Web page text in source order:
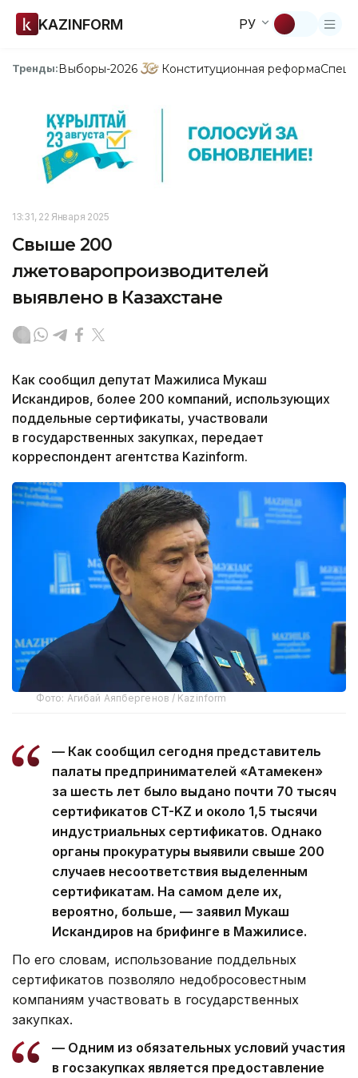
KAZINFORM РУ
Тренды:Выборы-2026 Конституционная реформа
13:31, 22 Января 2025
Свыше 200
лжетоваропроизводителей
выявлено в Казахстане
Как сообщил депутат Мажилиса Мукаш
Искандиров, более 200 компаний, использующих
поддельные сертификаты, участвовали
в государственных закупках, передает
корреспондент агентства Kazinform.
Фото: Агибай Аяпбергенов / Kazinform
— Как сообщил сегодня представитель
палаты предпринимателей «Атамекен»
за шесть лет было выдано почти 70 тысяч
сертификатов CT-KZ и около 1,5 тысячи
индустриальных сертификатов. Однако
органы прокуратуры выявили свыше 200
случаев несоответствия выделенным
сертификатам. На самом деле их,
вероятно, больше, — заявил Мукаш
Искандиров на брифинге в Мажилисе.
По его словам, использование поддельных
сертификатов позволяло недобросовестным
компаниям участвовать в государственных
закупках.
— Одним из обязательных условий участия
в госзакупках является предоставление